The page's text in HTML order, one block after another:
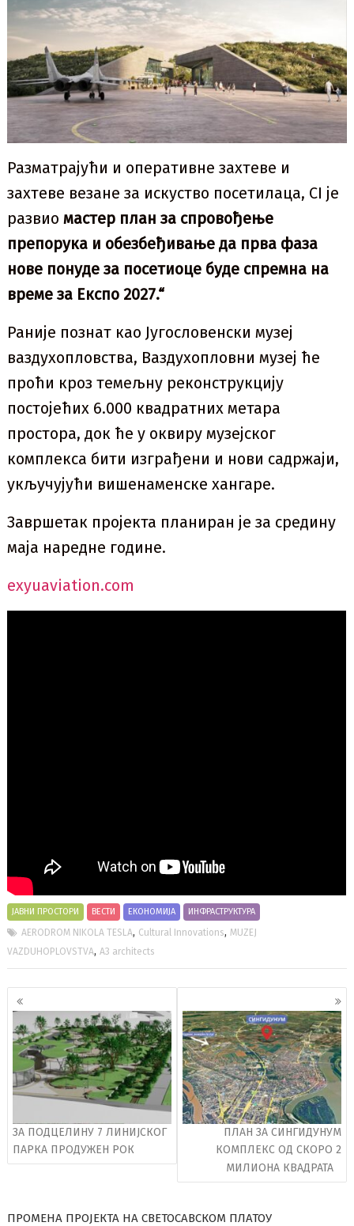
Разматрајући и оперативне захтеве и
захтеве везане за искуство посетилаца, CI је
развиомастер план за спровођење
препорука и обезбеђивање да прва фаза
нове понуде за посетиоце буде спремна на
време за Експо 2027.“
Раније познат као Југословенски музеј
ваздухопловства, Ваздухопловни музеј ће
проћи кроз темељну реконструкцију
постојећих 6.000 квадратних метара
простора, док ће у оквиру музејског
комплекса бити изграђени и нови садржаји,
укључујући вишенаменске хангаре.
Завршетак пројекта планиран је за средину
маја наредне године.
еxyuaviation.com
ЈАВНИ ПРОСТОРИ ВЕСТИ ЕКОНОМИЈА ИНФРАСТРУКТУРА
AERODROM NIKOLA TESLA, Cultural Innovations,MUZEJ
VAZDUHOPLOVSTVA,А3 architects
Кретање
чланака
ЗА ПОДЦЕЛИНУ 7 ЛИНИЈСКОГ
ПАРКА ПРОДУЖЕН РОК
ПЛАН ЗА СИНГИДУНУМ
КОМПЛЕКС ОД СКОРО 2
МИЛИОНА КВАДРАТА
ПРОМЕНА ПРОЈЕКТА НА СВЕТОСАВСКОМ ПЛАТОУ